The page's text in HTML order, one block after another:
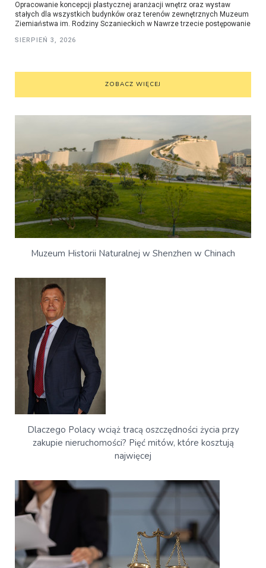
Opracowanie koncepcji plastycznej aranżacji wnętrz oraz wystaw
stałych dla wszystkich budynków oraz terenów zewnętrznych Muzeum
Ziemiaństwa im. Rodziny Sczanieckich w Nawrze trzecie postępowanie
SIERPIEŃ 3, 2026
ZOBACZ WIĘCEJ
Muzeum Historii Naturalnej w Shenzhen w Chinach
Dlaczego Polacy wciąż tracą oszczędności życia przy
zakupie nieruchomości? Pięć mitów, które kosztują
najwięcej